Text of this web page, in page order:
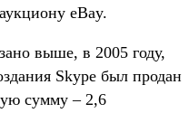
eBay.
выше, в 2005 году,
Skype был продан
сумму – 2,6